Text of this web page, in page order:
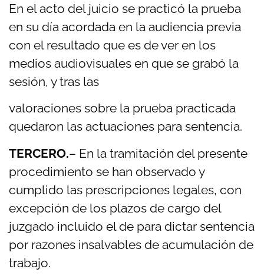
En el acto del juicio se practicó la prueba
en su día acordada en la audiencia previa
con el resultado que es de ver en los
medios audiovisuales en que se grabó la
sesión, y tras las
valoraciones sobre la prueba practicada
quedaron las actuaciones para sentencia.
TERCERO.– En la tramitación del presente
procedimiento se han observado y
cumplido las prescripciones legales, con
excepción de los plazos de cargo del
juzgado incluido el de para dictar sentencia
por razones insalvables de acumulación de
trabajo.